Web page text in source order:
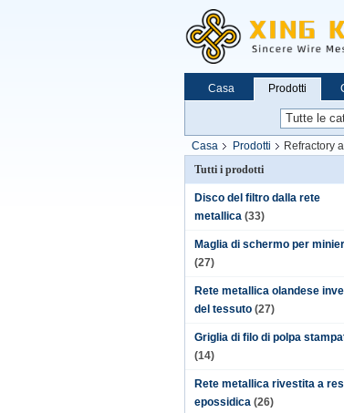
Casa Prodotti
Casa Prodotti
Refractory
Tutti i prodotti
Disco del filtro dalla rete
metallica (33)
Maglia di schermo per
(27)
Rete metallica olandese
del tessuto (27)
Griglia di filo di polpa
(14)
Rete metallica rivestita a
epossidica (26)